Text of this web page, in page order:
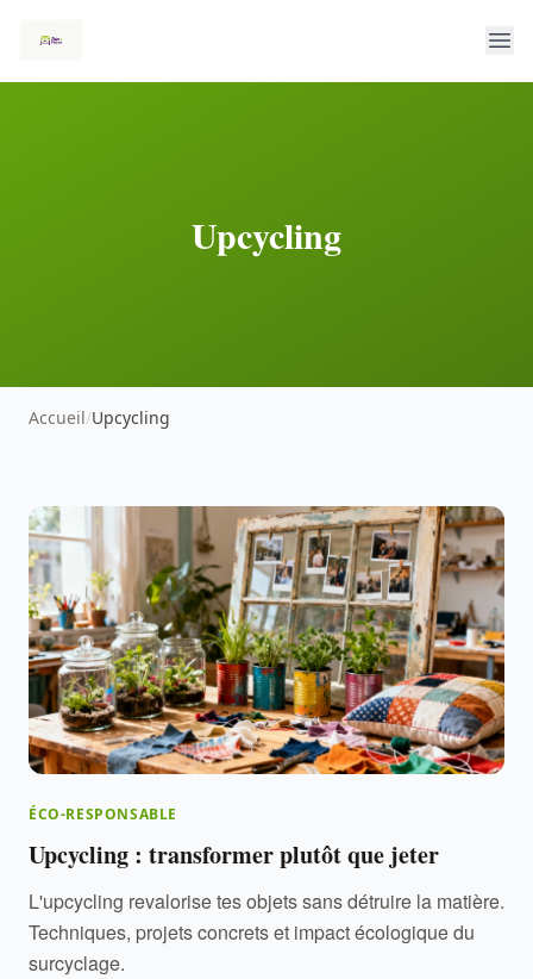
Upcycling
Accueil/Upcycling
ÉCO-RESPONSABLE
Upcycling : transformer plutôt que jeter
L'upcycling revalorise tes objets sans détruire la matière.
Techniques, projets concrets et impact écologique du
surcyclage.